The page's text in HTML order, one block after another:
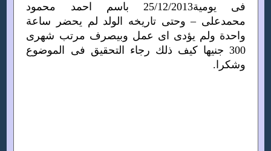
فى يومية25/12/2013 باسم احمد محمود
محمدعلى – وحتى تاريخه الولد لم يحضر ساعة
واحدة ولم يؤدى اى عمل وبيصرف مرتب شهرى
300 جنيها كيف ذلك رجاء التحقيق فى الموضوع
وشكرا.